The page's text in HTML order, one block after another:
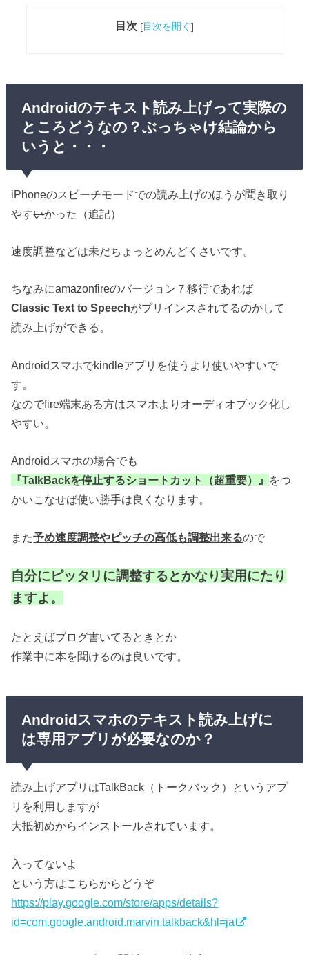
目次 [目次を開く ]
Androidのテキスト読み上げって実際の
ところどうなの？ぶっちゃけ結論から
いうと・・・
iPhoneのスピーチモードでの読み上げのほうが聞き取り
やすいかった（追記）
速度調整などは未だちょっとめんどくさいです。
ちなみにamazonfireのバージョン７移行であれば
Classic Text to Speechがプリインスされてるのかして
読み上げができる。
Androidスマホでkindleアプリを使うより使いやすいで
す。
なのでfire端末ある方はスマホよりオーディオブック化し
やすい。
Androidスマホの場合でも
『TalkBackを停止するショートカット（超重要）』 をつ
かいこなせば使い勝手は良くなります。
また予め速度調整やピッチの高低も調整出来るので
自分にピッタリに調整するとかなり実用にたり
ますよ。
たとえばブログ書いてるときとか
作業中に本を聞けるのは良いです。
Androidスマホのテキスト読み上げに
は専用アプリが必要なのか？
読み上げアプリはTalkBack（トークバック）というアプ
リを利用しますが
大抵初めからインストールされています。
入ってないよ
という方はこちらからどうぞ
https://play.google.com/store/apps/details?
id=com.google.android.marvin.talkback&hl=ja